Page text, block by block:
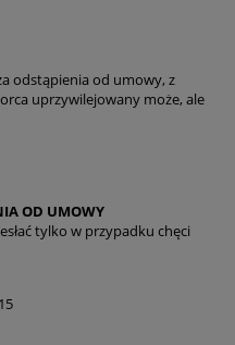
odstąpienia od umowy, z
uprzywilejowany może, ale
OD UMOWY
tylko w przypadku chęci